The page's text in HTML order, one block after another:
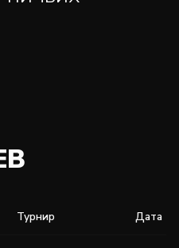
Турнир Дата